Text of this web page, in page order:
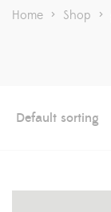
Home > Shop >